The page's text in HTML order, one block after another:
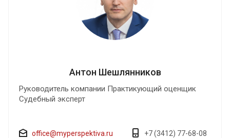
Антон Шешлянников
Руководитель компании Практикующий оценщик
Судебный эксперт
office@myperspektiva.ru +7 (3412) 77-68-08